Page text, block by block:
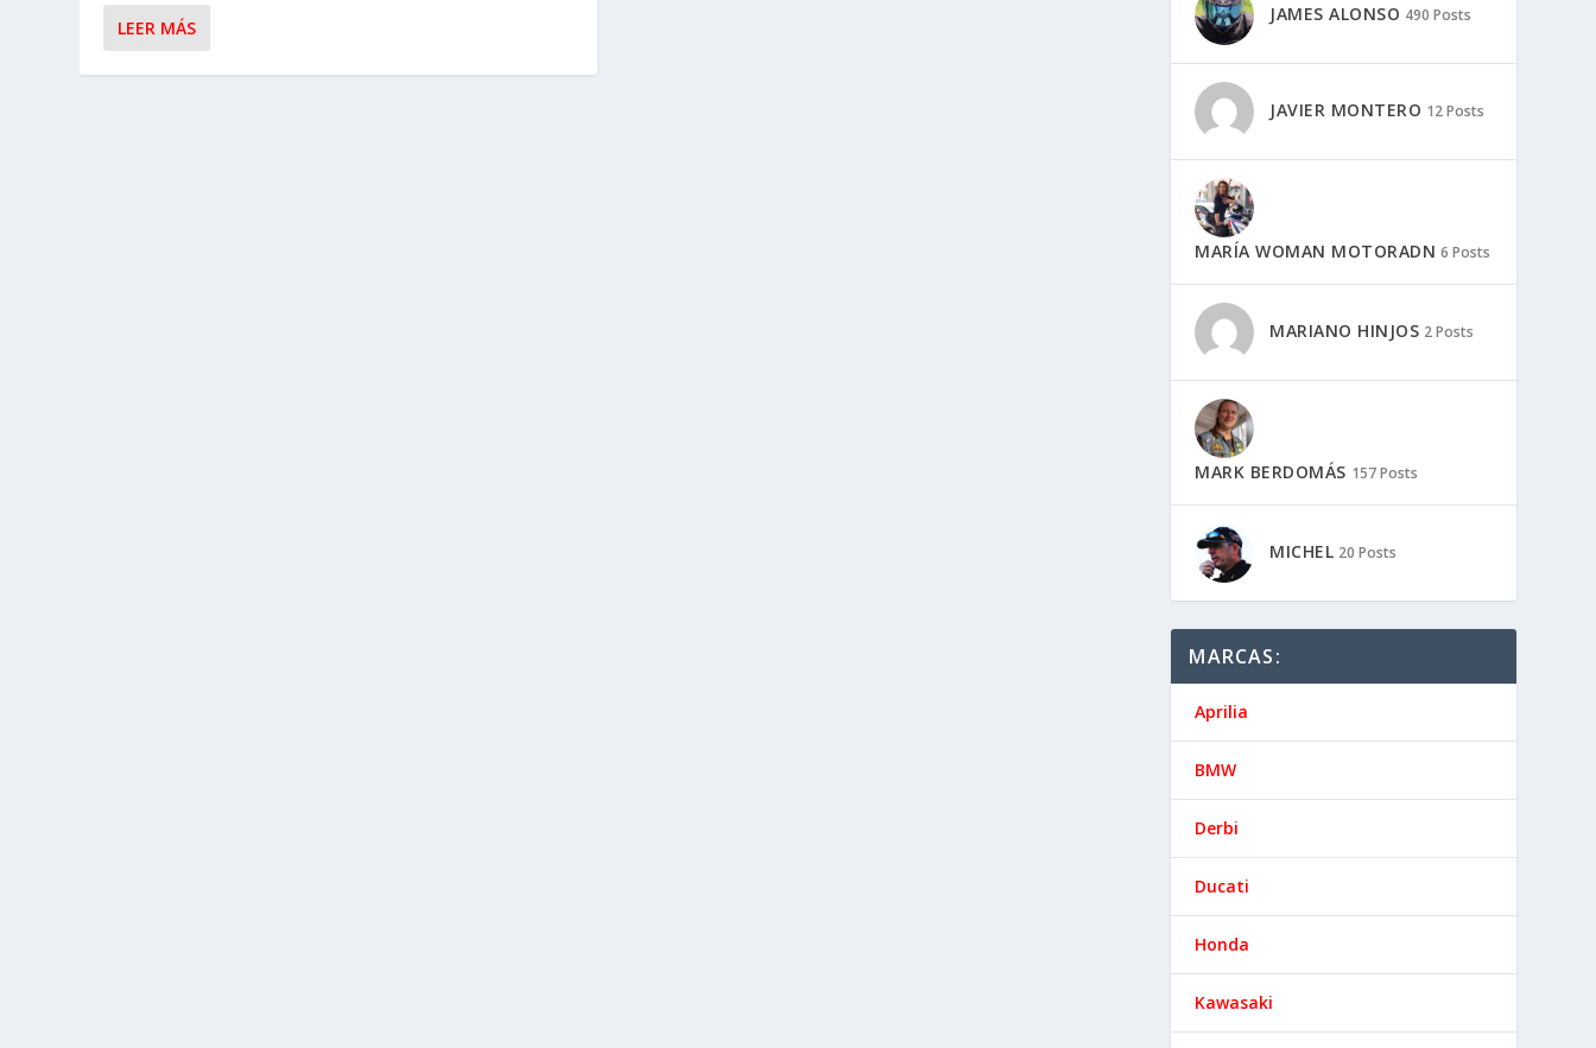
LEER MÁS
JAMES ALONSO 490 Posts
JAVIER MONTERO 12 Posts
MARÍA WOMAN MOTORADN 6 Posts
MARIANO HINJOS 2 Posts
MARK BERDOMÁS 157 Posts
MICHEL 20 Posts
MARCAS:
Aprilia
BMW
Derbi
Ducati
Honda
Kawasaki